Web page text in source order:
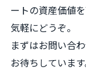
ートの資産価値
気軽にどうぞ。
まずはお問い合
お待ちしていま